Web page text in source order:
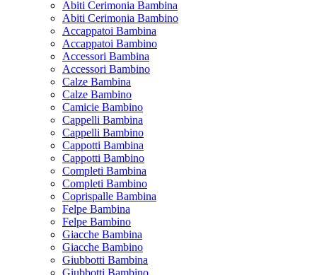
Abiti Cerimonia Bambina
Abiti Cerimonia Bambino
Accappatoi Bambina
Accappatoi Bambino
Accessori Bambina
Accessori Bambino
Calze Bambina
Calze Bambino
Camicie Bambino
Cappelli Bambina
Cappelli Bambino
Cappotti Bambina
Cappotti Bambino
Completi Bambina
Completi Bambino
Coprispalle Bambina
Felpe Bambina
Felpe Bambino
Giacche Bambina
Giacche Bambino
Giubbotti Bambina